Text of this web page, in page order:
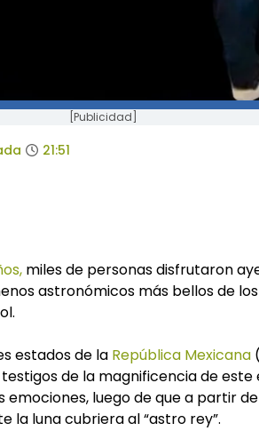
[Publicidad]
21:51
miles de personas disfrutaron
astronómicos más bellos de
estados de la República Mexicana
de la magnificencia de este
emociones, luego de que a partir de
la luna cubriera al “astro rey”.